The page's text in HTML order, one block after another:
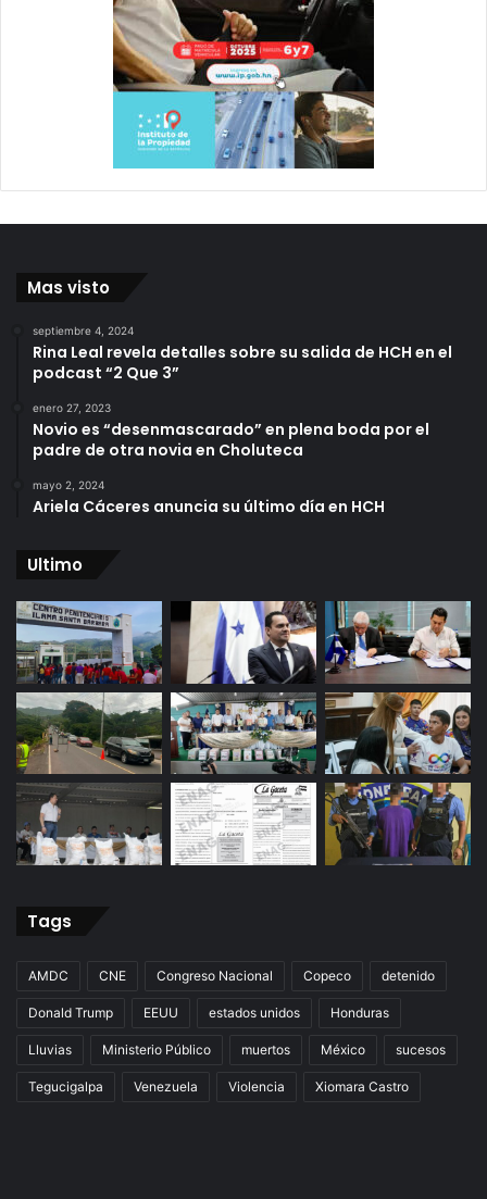
Mas visto
septiembre 4, 2024
Rina Leal revela detalles sobre su salida de HCH en el
podcast “2 Que 3”
enero 27, 2023
Novio es “desenmascarado” en plena boda por el
padre de otra novia en Choluteca
mayo 2, 2024
Ariela Cáceres anuncia su último día en HCH
Ultimo
Tags
AMDC CNE Congreso Nacional Copeco detenido
Donald Trump EEUU estados unidos Honduras
Lluvias Ministerio Público muertos México sucesos
Tegucigalpa Venezuela Violencia Xiomara Castro